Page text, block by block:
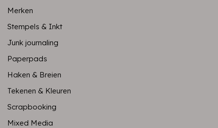
Merken
Stempels & Inkt
Junk journaling
Paperpads
Haken & Breien
Tekenen & Kleuren
Scrapbooking
Mixed Media